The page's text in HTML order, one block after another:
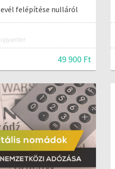
felépítése nulláról
49 900 Ft